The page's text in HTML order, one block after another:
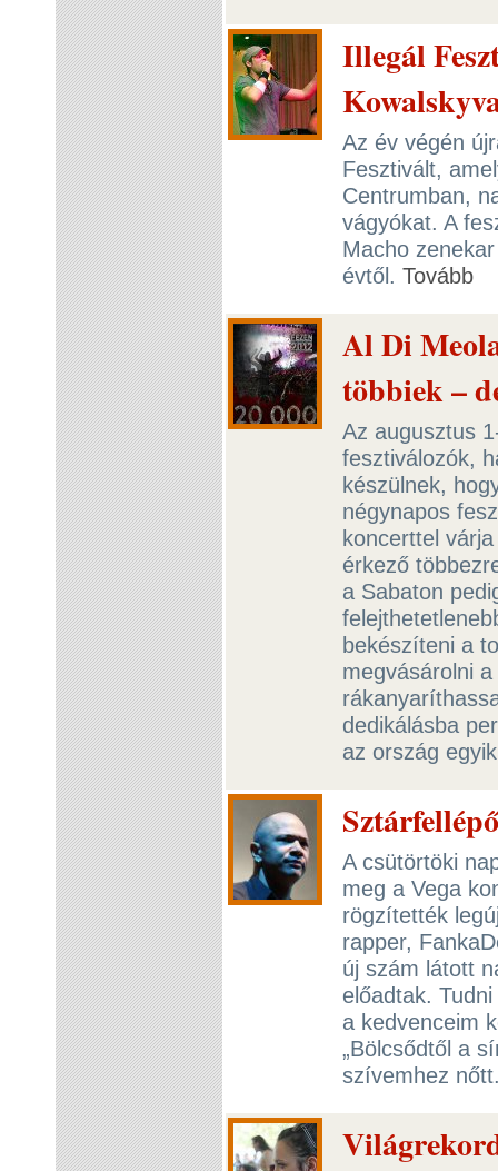
Illegál
Az év végén
Fesztivált,
Centrumban,
vágyókat. A
Macho
évtől. Tovább
Al Di
többiek –
Az augusztus
fesztiválozók,
készülnek,
négynapos
koncerttel
érkező
a Sabaton
bekészíteni a
megvásárolni
dedikálásba
az ország
A csütörtöki
meg a Vega
rögzítették
rapper,
új szám látott
előadtak.
a kedvenceim
„Bölcsődtől a
szívemhez